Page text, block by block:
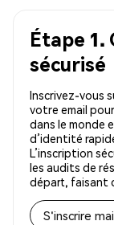
Étape 1.
sécurisé
Inscrivez-vous
votre email
dans le monde
d’identité
L’inscription
les audits de
départ, faisant
S'inscrire